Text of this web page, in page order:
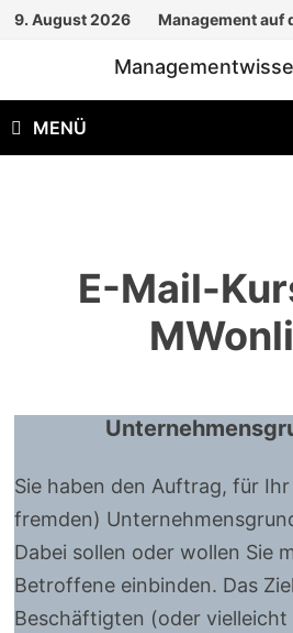
Zum
9. August 2026 Management auf
MENÜ
E-Mail-
Sie haben den Auftrag, für
fremden)
Dabei sollen oder wollen Sie
Betroffene einbinden. Das
Beschäftigten (oder vielleicht